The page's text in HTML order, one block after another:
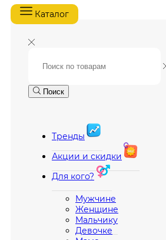
Каталог
Поиск
Тренды
Акции и скидки
Для кого?
Мужчине
Женщине
Мальчику
Девочке